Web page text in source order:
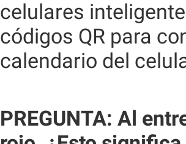
celulares
códigos QR para
calendario del
PREGUNTA: Al